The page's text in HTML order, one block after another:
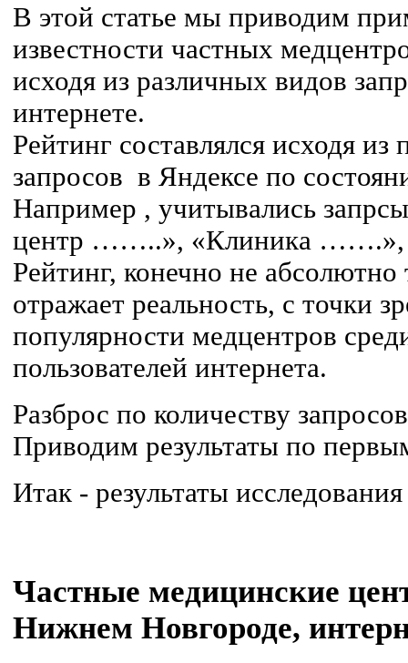
В этой статье мы приводим
известности частных
исходя из различных видов
интернете.
Рейтинг составлялся исходя
запросов в Яндексе по
Например , учитывались
центр ……..», «Клиника
Рейтинг, конечно не
отражает реальность, с точки
популярности медцентров
пользователей интернета.
Разброс по количеству
Приводим результаты по
Итак - результаты
Частные медицинские
Нижнем Новгороде,